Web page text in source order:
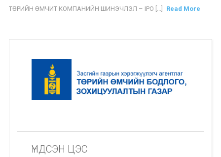
ТӨРИЙН ӨМЧИТ КОМПАНИЙН ШИНЭЧЛЭЛ – IPO [...] Read More
ҮНДСЭН ЦЭС